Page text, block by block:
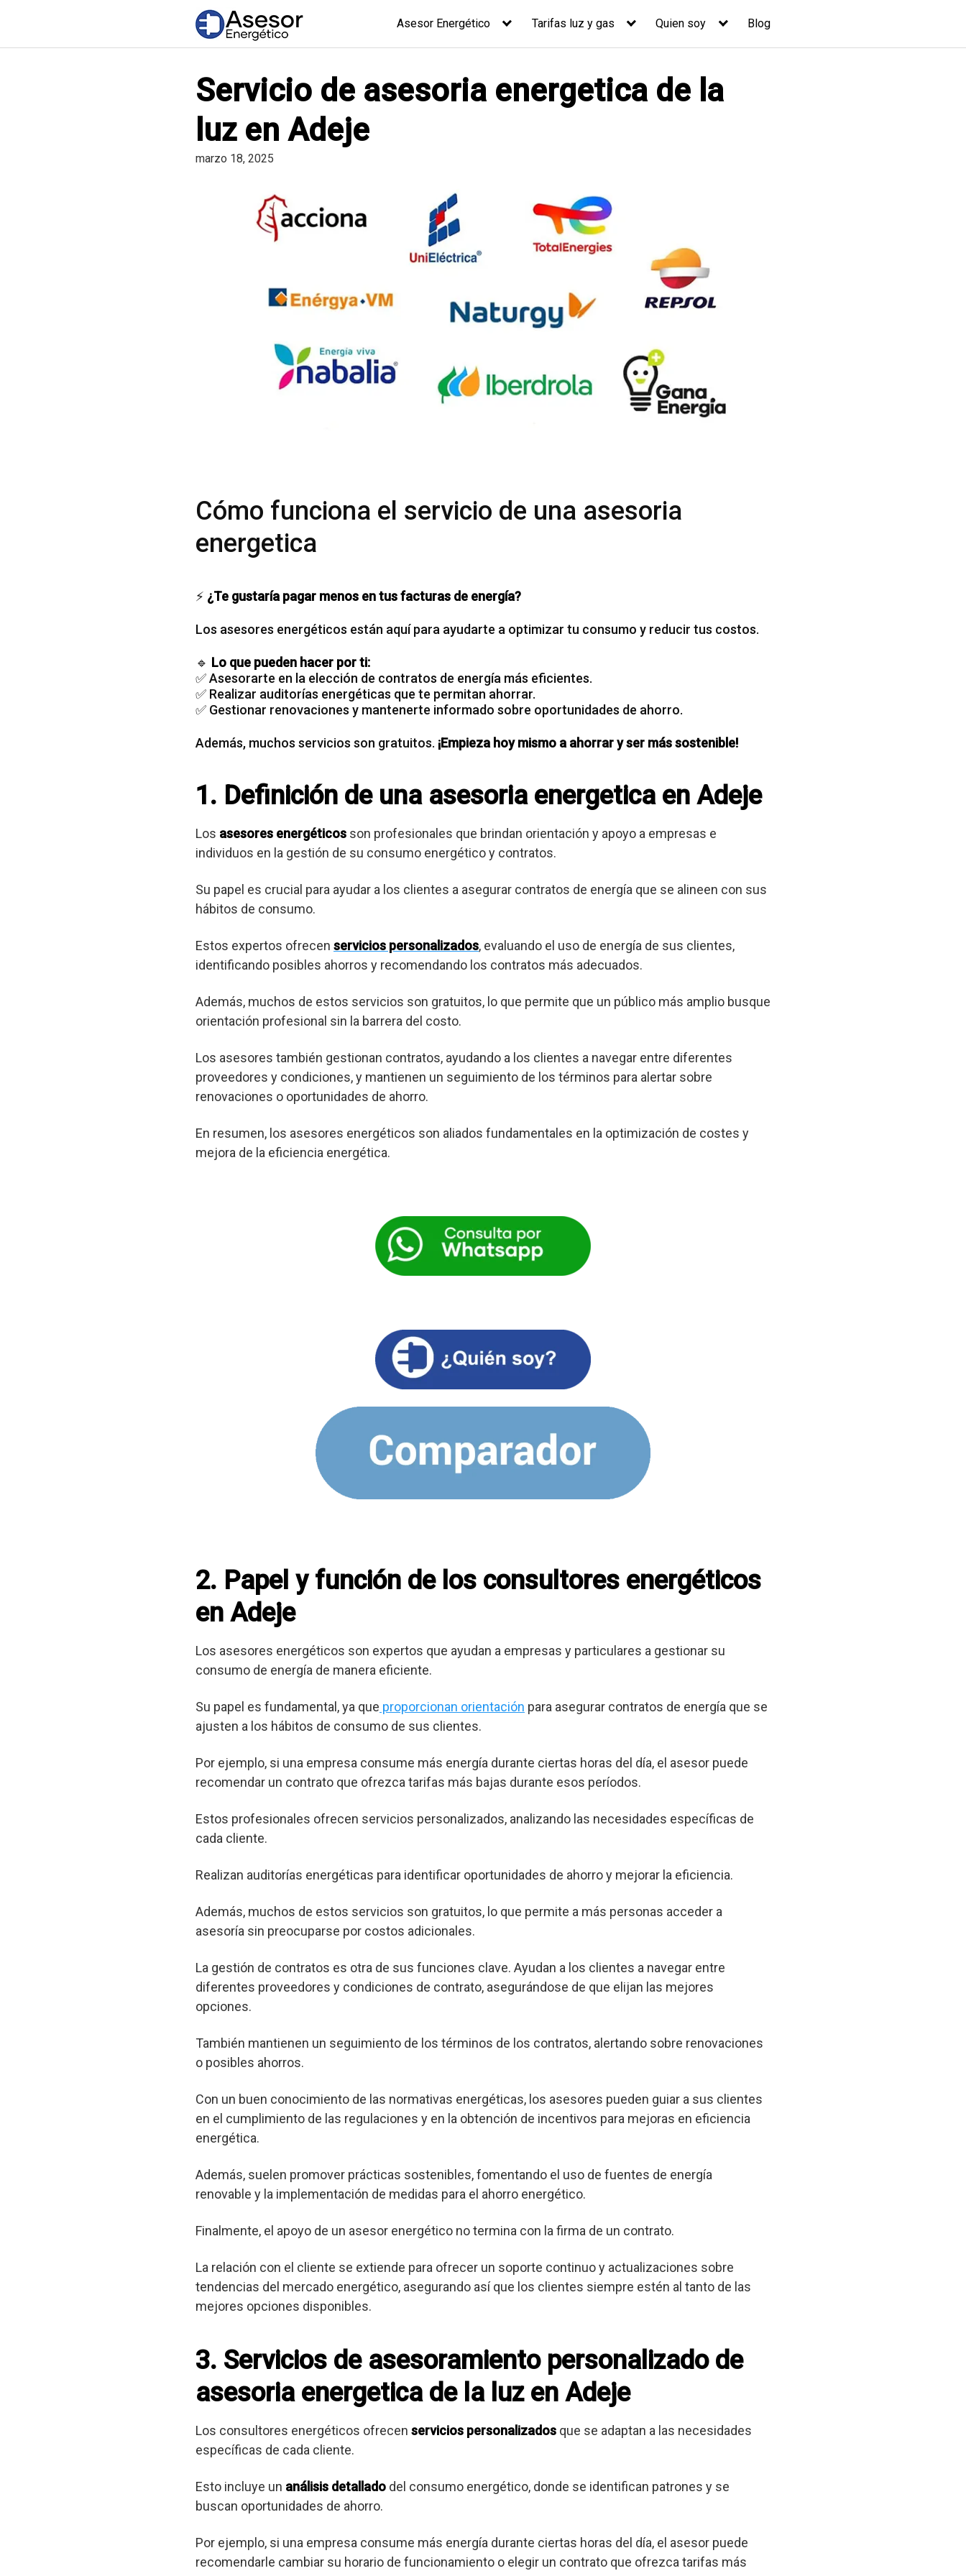
Asesor Energético Tarifas luz y gas Quien soy Blog
Servicio de asesoria energetica de la
luz en Adeje
marzo 18, 2025
Cómo funciona el servicio de una asesoria
energetica
⚡ ¿Te gustaría pagar menos en tus facturas de energía?
Los asesores energéticos están aquí para ayudarte a optimizar tu consumo y reducir tus costos.
🔹 Lo que pueden hacer por ti:
✅ Asesorarte en la elección de contratos de energía más eficientes.
✅ Realizar auditorías energéticas que te permitan ahorrar.
✅ Gestionar renovaciones y mantenerte informado sobre oportunidades de ahorro.
Además, muchos servicios son gratuitos. ¡Empieza hoy mismo a ahorrar y ser más sostenible!
1. Definición de una asesoria energetica en Adeje
Los asesores energéticos son profesionales que brindan orientación y apoyo a empresas e
individuos en la gestión de su consumo energético y contratos.
Su papel es crucial para ayudar a los clientes a asegurar contratos de energía que se alineen con sus
hábitos de consumo.
Estos expertos ofrecen servicios personalizados, evaluando el uso de energía de sus clientes,
identificando posibles ahorros y recomendando los contratos más adecuados.
Además, muchos de estos servicios son gratuitos, lo que permite que un público más amplio busque
orientación profesional sin la barrera del costo.
Los asesores también gestionan contratos, ayudando a los clientes a navegar entre diferentes
proveedores y condiciones, y mantienen un seguimiento de los términos para alertar sobre
renovaciones o oportunidades de ahorro.
En resumen, los asesores energéticos son aliados fundamentales en la optimización de costes y
mejora de la eficiencia energética.
2. Papel y función de los consultores energéticos
en Adeje
Los asesores energéticos son expertos que ayudan a empresas y particulares a gestionar su
consumo de energía de manera eficiente.
Su papel es fundamental, ya que proporcionan orientación para asegurar contratos de energía que se
ajusten a los hábitos de consumo de sus clientes.
Por ejemplo, si una empresa consume más energía durante ciertas horas del día, el asesor puede
recomendar un contrato que ofrezca tarifas más bajas durante esos períodos.
Estos profesionales ofrecen servicios personalizados, analizando las necesidades específicas de
cada cliente.
Realizan auditorías energéticas para identificar oportunidades de ahorro y mejorar la eficiencia.
Además, muchos de estos servicios son gratuitos, lo que permite a más personas acceder a
asesoría sin preocuparse por costos adicionales.
La gestión de contratos es otra de sus funciones clave. Ayudan a los clientes a navegar entre
diferentes proveedores y condiciones de contrato, asegurándose de que elijan las mejores
opciones.
También mantienen un seguimiento de los términos de los contratos, alertando sobre renovaciones
o posibles ahorros.
Con un buen conocimiento de las normativas energéticas, los asesores pueden guiar a sus clientes
en el cumplimiento de las regulaciones y en la obtención de incentivos para mejoras en eficiencia
energética.
Además, suelen promover prácticas sostenibles, fomentando el uso de fuentes de energía
renovable y la implementación de medidas para el ahorro energético.
Finalmente, el apoyo de un asesor energético no termina con la firma de un contrato.
La relación con el cliente se extiende para ofrecer un soporte continuo y actualizaciones sobre
tendencias del mercado energético, asegurando así que los clientes siempre estén al tanto de las
mejores opciones disponibles.
3. Servicios de asesoramiento personalizado de
asesoria energetica de la luz en Adeje
Los consultores energéticos ofrecen servicios personalizados que se adaptan a las necesidades
específicas de cada cliente.
Esto incluye un análisis detallado del consumo energético, donde se identifican patrones y se
buscan oportunidades de ahorro.
Por ejemplo, si una empresa consume más energía durante ciertas horas del día, el asesor puede
recomendarle cambiar su horario de funcionamiento o elegir un contrato que ofrezca tarifas más